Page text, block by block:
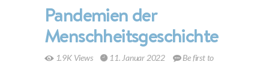
Pandemien der
Menschheitsgeschichte
1.9K Views 11. Januar 2022
Be first to